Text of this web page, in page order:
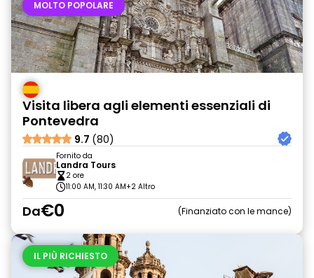
MOLTO POPOLARE
Visita libera agli elementi essenziali di
Pontevedra
9.7 (80)
Fornito da
Landra Tours
2 ore
11:00 AM, 11:30 AM+2 Altro
Da€0 Finanziato con le mance
IL PIÙ RICHIESTO